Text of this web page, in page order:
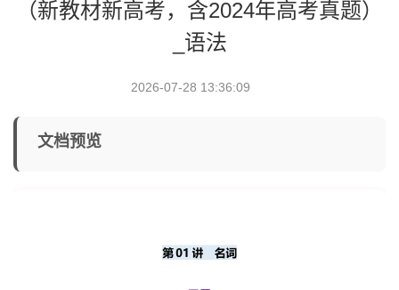
（新教材新高考，含2024年高考真题）
_语法
2026-07-28 13:36:09
文档预览